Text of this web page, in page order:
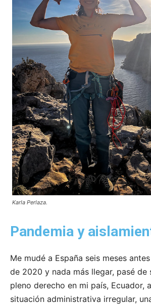
Karla Perlaza.
Pandemia y
Me mudé a España seis meses
de 2020 y nada más llegar, pasé de
pleno derecho en mi país, Ecuador,
situación administrativa irregular,